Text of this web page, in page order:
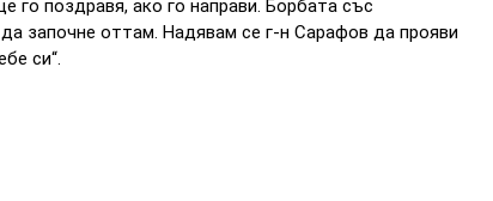
го поздравя, ако го направи. Борбата със
започне оттам. Надявам се г-н Сарафов да прояви
си“.